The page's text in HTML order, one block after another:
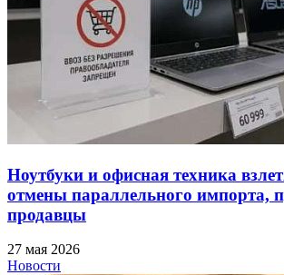
Ноутбуки и офисная техника
отмены параллельного импорта,
продавцы
27 мая 2026
Новости